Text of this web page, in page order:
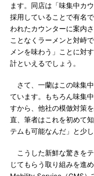
ます。同店は「味集中カ
採用していることで有名
われたカウンターに案内
ことなくラーメンと対峙
メンを味わう」ことに対
計といえるでしょう。
さて、一蘭はこの味集
ています。もちろん味集
すから、他社の模倣対策
直、筆者はこれを初めて
テムも可能なんだ」と少
こうした新鮮な驚きを
じてもらう取り組みを進